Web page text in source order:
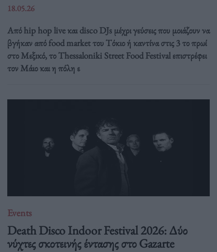
18.05.26
Από hip hop live και disco DJs μέχρι γεύσεις που μοιάζουν να
βγήκαν από food market του Τόκιο ή καντίνα στις 3 το πρωί
στο Μεξικό, το Thessaloniki Street Food Festival επιστρέφει
τον Μάιο και η πόλη ε
Events
Death Disco Indoor Festival 2026: Δύο
νύχτες σκοτεινής έντασης στο Gazarte